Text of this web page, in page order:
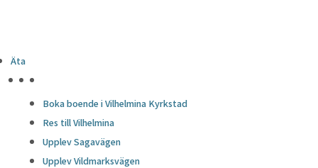
Äta
Boka boende i Vilhelmina Kyrkstad
Res till Vilhelmina
Upplev Sagavägen
Upplev Vildmarksvägen